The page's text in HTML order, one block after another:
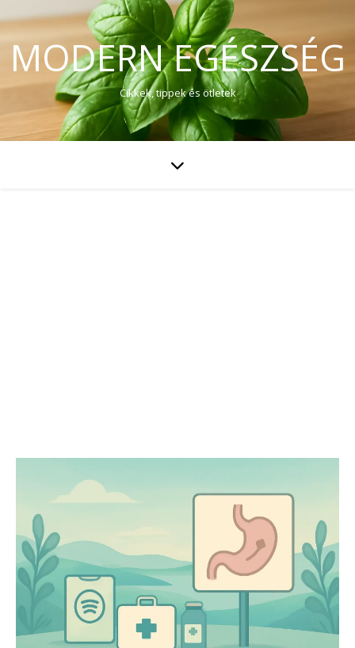
MODERN EGÉSZSÉG
Cikkek, tippek és ötletek